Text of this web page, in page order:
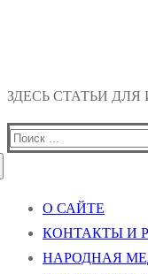
ЗДЕСЬ СТАТЬИ
Найти:
О САЙТЕ
КОНТАКТЫ И
НАРОДНАЯ